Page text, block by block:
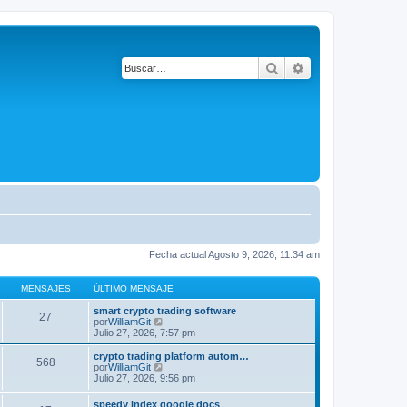
Buscar
Fecha actual Agosto 9, 2026, 11:34 am
MENSAJES ÚLTIMO MENSAJE
27
smart crypto trading software
porWilliamGit
e
r
ú
l
t
m
Julio 27, 2026, 7:57 pm
568
crypto trading platform autom…
porWilliamGit
e
Julio 27, 2026, 9:56 pm
speedy index google docs